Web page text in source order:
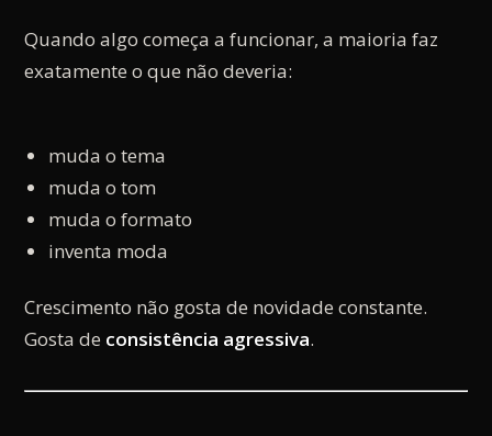
Quando algo começa a funcionar, a maioria faz
exatamente o que não deveria:
muda o tema
muda o tom
muda o formato
inventa moda
Crescimento não gosta de novidade constante.
Gosta de consistência agressiva.